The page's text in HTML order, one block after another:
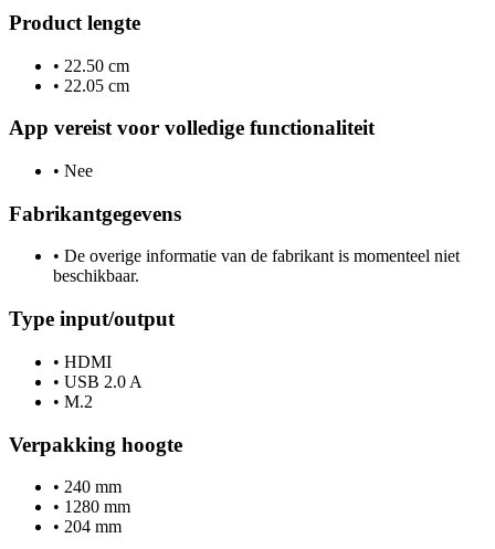
Product lengte
• 22.50 cm
• 22.05 cm
App vereist voor volledige functionaliteit
• Nee
Fabrikantgegevens
• De overige informatie van de fabrikant is momenteel niet
beschikbaar.
Type input/output
• HDMI
• USB 2.0 A
• M.2
Verpakking hoogte
• 240 mm
• 1280 mm
• 204 mm